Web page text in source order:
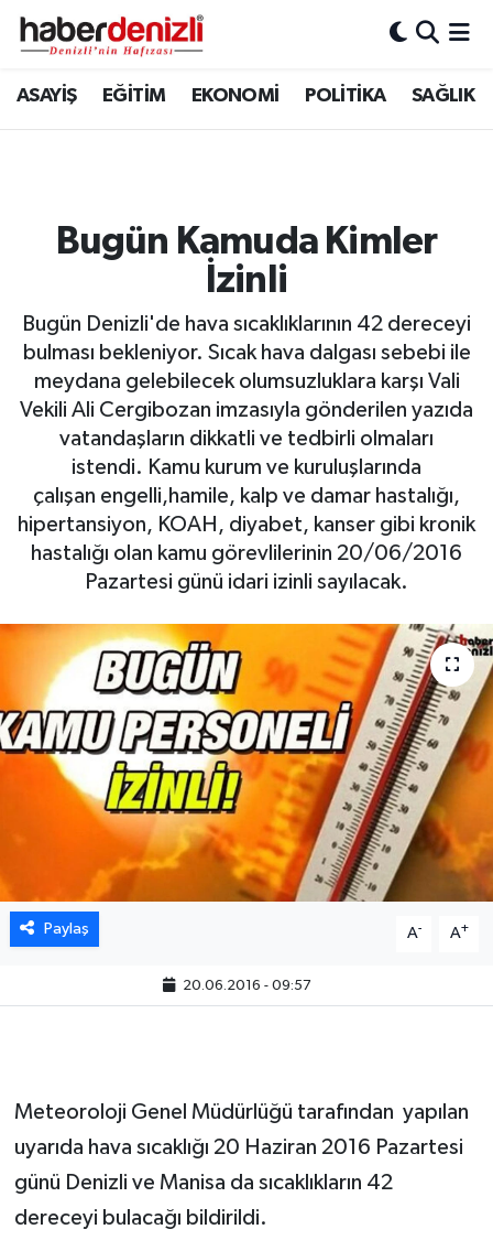
ASAYİŞ EĞİTİM EKONOMİ POLİTİKA SAĞLIK
Bugün Kamuda Kimler
İzinli
Bugün Denizli'de hava sıcaklıklarının 42 dereceyi
bulması bekleniyor. Sıcak hava dalgası sebebi ile
meydana gelebilecek olumsuzluklara karşı Vali
Vekili Ali Cergibozan imzasıyla gönderilen yazıda
vatandaşların dikkatli ve tedbirli olmaları
istendi. Kamu kurum ve kuruluşlarında
çalışan engelli,hamile, kalp ve damar hastalığı,
hipertansiyon, KOAH, diyabet, kanser gibi kronik
hastalığı olan kamu görevlilerinin 20/06/2016
Pazartesi günü idari izinli sayılacak.
Paylaş A- A+
20.06.2016 - 09:57
Meteoroloji Genel Müdürlüğü tarafından yapılan
uyarıda hava sıcaklığı 20 Haziran 2016 Pazartesi
günü Denizli ve Manisa da sıcaklıkların 42
dereceyi bulacağı bildirildi.
Denizli Nöbetçi Eczaneler
Puan Durumu ve Fikstür
Son Dakika Haberleri
Haber Arşivi